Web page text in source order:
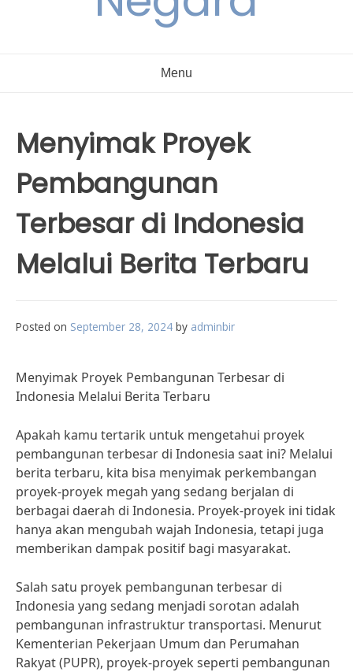
Menu
Menyimak Proyek
Pembangunan
Terbesar di Indonesia
Melalui Berita Terbaru
Posted on September 28, 2024 by adminbir
Menyimak Proyek Pembangunan Terbesar di
Indonesia Melalui Berita Terbaru
Apakah kamu tertarik untuk mengetahui proyek
pembangunan terbesar di Indonesia saat ini? Melalui
berita terbaru, kita bisa menyimak perkembangan
proyek-proyek megah yang sedang berjalan di
berbagai daerah di Indonesia. Proyek-proyek ini tidak
hanya akan mengubah wajah Indonesia, tetapi juga
memberikan dampak positif bagi masyarakat.
Salah satu proyek pembangunan terbesar di
Indonesia yang sedang menjadi sorotan adalah
pembangunan infrastruktur transportasi. Menurut
Kementerian Pekerjaan Umum dan Perumahan
Rakyat (PUPR), proyek-proyek seperti pembangunan